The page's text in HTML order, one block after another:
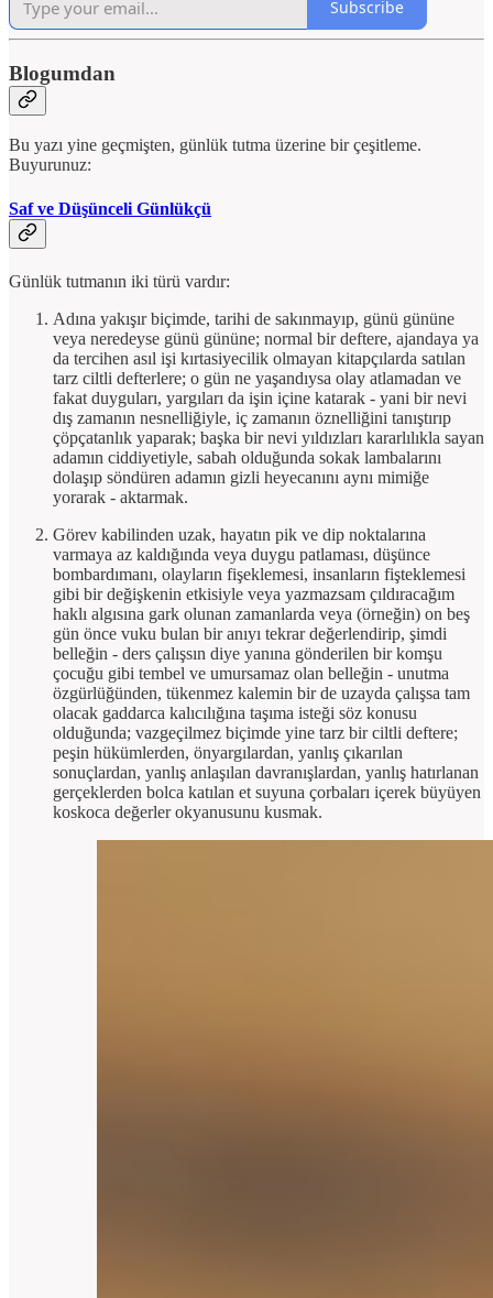
Subscribe
Blogumdan
Bu yazı yine geçmişten, günlük tutma üzerine bir çeşitleme.
Buyurunuz:
Saf ve Düşünceli Günlükçü
Günlük tutmanın iki türü vardır:
Adına yakışır biçimde, tarihi de sakınmayıp, günü gününe
veya neredeyse günü gününe; normal bir deftere, ajandaya ya
da tercihen asıl işi kırtasiyecilik olmayan kitapçılarda satılan
tarz ciltli defterlere; o gün ne yaşandıysa olay atlamadan ve
fakat duyguları, yargıları da işin içine katarak - yani bir nevi
dış zamanın nesnelliğiyle, iç zamanın öznelliğini tanıştırıp
çöpçatanlık yaparak; başka bir nevi yıldızları kararlılıkla sayan
adamın ciddiyetiyle, sabah olduğunda sokak lambalarını
dolaşıp söndüren adamın gizli heyecanını aynı mimiğe
yorarak - aktarmak.
Görev kabilinden uzak, hayatın pik ve dip noktalarına
varmaya az kaldığında veya duygu patlaması, düşünce
bombardımanı, olayların fişeklemesi, insanların fişteklemesi
gibi bir değişkenin etkisiyle veya yazmazsam çıldıracağım
haklı algısına gark olunan zamanlarda veya (örneğin) on beş
gün önce vuku bulan bir anıyı tekrar değerlendirip, şimdi
belleğin - ders çalışsın diye yanına gönderilen bir komşu
çocuğu gibi tembel ve umursamaz olan belleğin - unutma
özgürlüğünden, tükenmez kalemin bir de uzayda çalışsa tam
olacak gaddarca kalıcılığına taşıma isteği söz konusu
olduğunda; vazgeçilmez biçimde yine tarz bir ciltli deftere;
peşin hükümlerden, önyargılardan, yanlış çıkarılan
sonuçlardan, yanlış anlaşılan davranışlardan, yanlış hatırlanan
gerçeklerden bolca katılan et suyuna çorbaları içerek büyüyen
koskoca değerler okyanusunu kusmak.